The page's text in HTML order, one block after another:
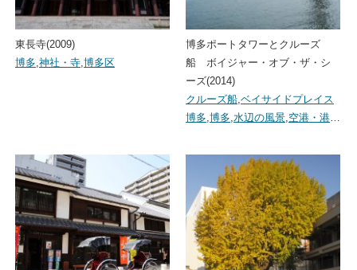
東長寺(2009)
博多,神社・寺,博多区
博多ポートタワーとクルーズ
船 ボイジャー・オブ・ザ・シ
ーズ(2014)
クルーズ船,ベイサイドプレイス
博多,博多,水辺の風景,空港・港…